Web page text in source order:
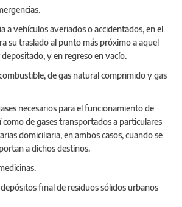
a vehículos averiados o accidentados, en el
su traslado al punto más próximo a aquel
y en regreso en vacío.
de gas natural comprimido y gas
necesarios para el funcionamiento de
como de gases transportados a particulares
domiciliaria, en ambos casos, cuando se
a dichos destinos.
final de residuos sólidos urbanos